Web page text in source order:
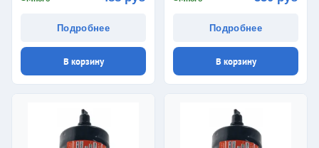
Подробнее
В корзину
Подробнее
В корзину